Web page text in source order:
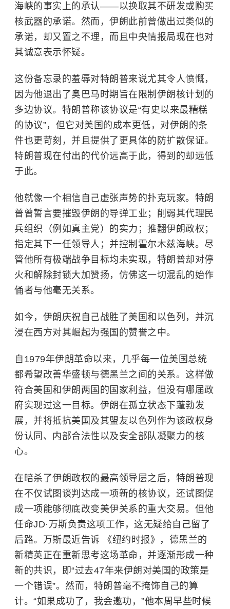
海峡的事实上的承认——以换取其不研发或购买
核武器的承诺。然而，伊朗此前曾做出过类似的
承诺，却又置之不理，而且中央情报局现在也对
其诚意表示怀疑。
这份备忘录的羞辱对特朗普来说尤其令人愤慨，
因为他退出了奥巴马时期旨在限制伊朗核计划的
多边协议。特朗普称该协议是“有史以来最糟糕
的协议”，但它对美国的成本更低，对伊朗的条
件也更苛刻，并且提供了更具体的防扩散保证。
特朗普现在付出的代价远高于此，得到的却远低
于此。
他就像一个相信自己虚张声势的扑克玩家。特朗
普曾誓言要摧毁伊朗的导弹工业；削弱其代理民
兵组织（例如真主党）的实力；推翻伊朗政权；
指定其下一任领导人；并控制霍尔木兹海峡。尽
管他所有极端战争目标均未实现，特朗普却对停
火和解除封锁大加赞扬，仿佛这一切混乱的始作
俑者与他毫无关系。
如今，伊朗庆祝自己战胜了美国和 以色列 ，并沉
浸在西方对其崛起为强国的赞誉之中。
自1979年伊朗革命以来，几乎每一位美国总统
都希望改善华盛顿与德黑兰之间的关系。这样做
符合美国和伊朗两国的国家利益，但没有哪届政
府实现过这一目标。伊朗在孤立状态下蓬勃发
展，并将抵抗美国及其盟友以色列作为该政权身
份认同、内部合法性以及安全部队凝聚力的核
心。
在暗杀了伊朗政权的最高领导层之后，特朗普现
在不仅试图谈判达成一项新的核协议，还试图促
成一项能够彻底改变美伊关系的重大交易。 但他
任命JD·万斯负责这项工作，这无疑给自己留了
后路。万斯最近告诉 《纽约时报》，德黑兰的
新精英正在重新思考这场革命，并逐渐形成一种
新的共识，即“过去47年来伊朗对美国的政策是
一个错误”。然而，特朗普毫不掩饰自己的算
计。“如果成功了，我会邀功，”他本周早些时候